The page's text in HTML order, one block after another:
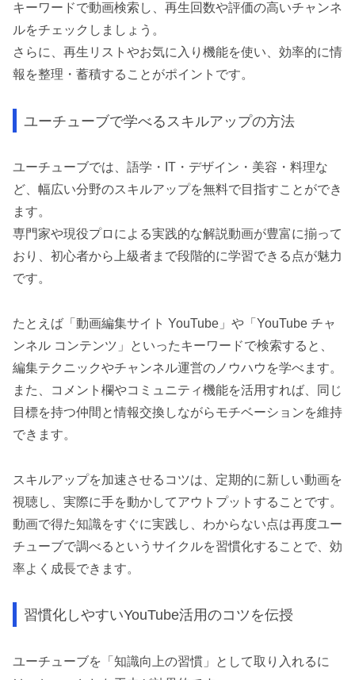
キーワードで動画検索し、再生回数や評価の高いチャンネ
ルをチェックしましょう。
さらに、再生リストやお気に入り機能を使い、効率的に情
報を整理・蓄積することがポイントです。
ユーチューブで学べるスキルアップの方法
ユーチューブでは、語学・IT・デザイン・美容・料理な
ど、幅広い分野のスキルアップを無料で目指すことができ
ます。
専門家や現役プロによる実践的な解説動画が豊富に揃って
おり、初心者から上級者まで段階的に学習できる点が魅力
です。
たとえば「動画編集サイト YouTube」や「YouTube チャ
ンネル コンテンツ」といったキーワードで検索すると、
編集テクニックやチャンネル運営のノウハウを学べます。
また、コメント欄やコミュニティ機能を活用すれば、同じ
目標を持つ仲間と情報交換しながらモチベーションを維持
できます。
スキルアップを加速させるコツは、定期的に新しい動画を
視聴し、実際に手を動かしてアウトプットすることです。
動画で得た知識をすぐに実践し、わからない点は再度ユー
チューブで調べるというサイクルを習慣化することで、効
率よく成長できます。
習慣化しやすいYouTube活用のコツを伝授
ユーチューブを「知識向上の習慣」として取り入れるに